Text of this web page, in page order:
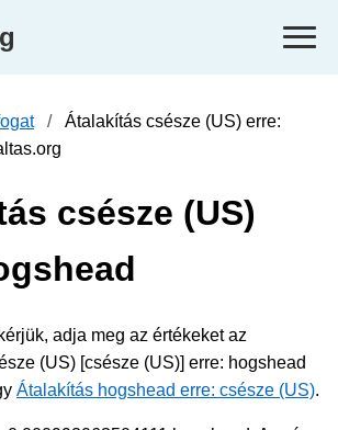
Átalakítás csésze (US) erre:
csésze (US)
adja meg az értékeket az
(US) [csésze (US)] erre: hogshead
Átalakítás hogshead erre: csésze (US).